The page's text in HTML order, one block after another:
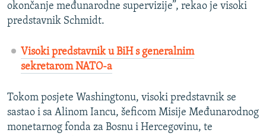
okončanje međunarodne supervizije”, rekao je visoki
predstavnik Schmidt.
Visoki predstavnik u BiH s generalnim
sekretarom NATO-a
Tokom posjete Washingtonu, visoki predstavnik se
sastao i sa Alinom Iancu, šeficom Misije Međunarodnog
monetarnog fonda za Bosnu i Hercegovinu, te